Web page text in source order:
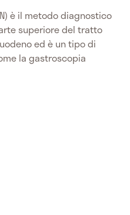
è il metodo diagnostico
superiore del tratto
ed è un tipo di
la gastroscopia